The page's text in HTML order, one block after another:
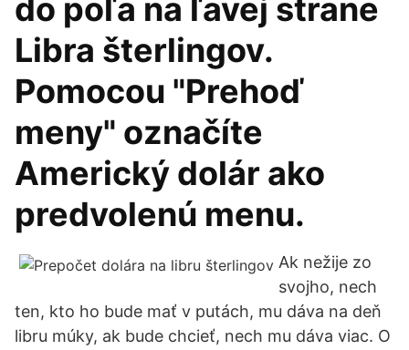
do poľa na ľavej strane
Libra šterlingov.
Pomocou "Prehoď
meny" označíte
Americký dolár ako
predvolenú menu.
Ak nežije zo
svojho, nech
ten, kto ho bude mať v putách, mu dáva na deň
libru múky, ak bude chcieť, nech mu dáva viac. O